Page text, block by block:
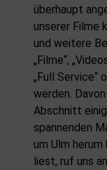
überhaupt
unserer Filme
und weitere
„Filme“,
„Full Service“
werden.
Abschnitt
spannenden
um Ulm
liest, ruf uns